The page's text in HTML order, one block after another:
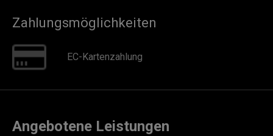
Zahlungsmöglichkeiten
EC-Kartenzahlung
Angebotene Leistungen